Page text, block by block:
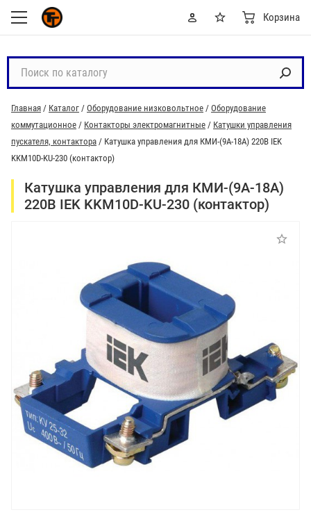
Корзина
с
к
п
о
к
т
Главная / Каталог / Оборудование низковольтное / Оборудование
коммутационное / Контакторы электромагнитные / Катушки управления
пускателя, контактора / Катушка управления для КМИ-(9А-18А) 220В IEK
KKM10D-KU-230 (контактор)
Катушка управления для КМИ-(9А-18А)
220В IEK KKM10D-KU-230 (контактор)